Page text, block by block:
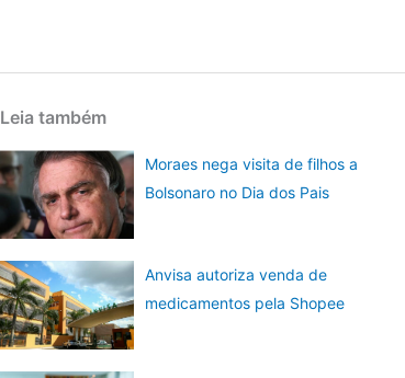
Leia também
Moraes nega visita de filhos a
Bolsonaro no Dia dos Pais
Anvisa autoriza venda de
medicamentos pela Shopee